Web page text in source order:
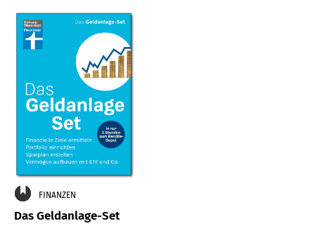
FINANZEN
Das Geldanlage-Set